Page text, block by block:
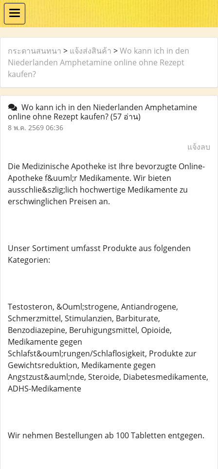
กระดานสนทนา > แจ้งส่งสินค้า >Wo kann ich in den
Niederlanden Amphetamine online ohne Rezept
kaufen?
Wo kann ich in den Niederlanden Amphetamine
online ohne Rezept kaufen?(57 อ่าน)
8 พ.ค. 2569 06:36
แจ้งลบ
Die Medizinische Apotheke ist Ihre bevorzugte Online-
Apotheke f&uuml;r Medikamente. Wir bieten
ausschlie&szlig;lich hochwertige Medikamente zu
erschwinglichen Preisen an.
Unser Sortiment umfasst Produkte aus folgenden
Kategorien:
Testosteron, &Ouml;strogene, Antiandrogene,
Schmerzmittel, Stimulanzien, Barbiturate,
Benzodiazepine, Beruhigungsmittel, Opioide,
Medikamente gegen
Schlafst&ouml;rungen/Schlaflosigkeit, Produkte zur
Gewichtsreduktion, Medikamente gegen
Angstzust&auml;nde, Steroide, Diabetesmedikamente,
ADHS-Medikamente
Wir nehmen Bestellungen ab 100 Tabletten entgegen.